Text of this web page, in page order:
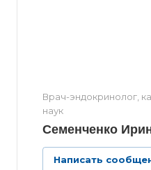
Врач-эндокринолог,
наук
Семенченко
Написать